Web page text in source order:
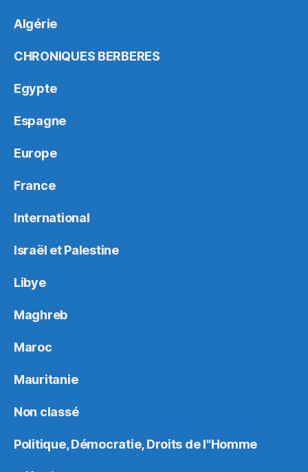
Algérie
CHRONIQUES BERBERES
Egypte
Espagne
Europe
France
International
Israël et Palestine
Libye
Maghreb
Maroc
Mauritanie
Non classé
Politique, Démocratie, Droits de l"Homme